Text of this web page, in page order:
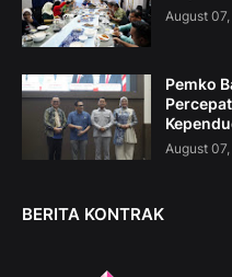
August
Pemko
August
BERITA KONTRAK